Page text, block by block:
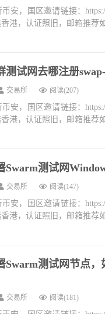
安，国区邀请链接：
港，认证照旧，邮箱推荐
测试网去哪注册
交易所 阅读(207)
安，国区邀请链接：
港，认证照旧，邮箱推荐
Swarm测试网
交易所 阅读(147)
安，国区邀请链接：
港，认证照旧，邮箱推荐
Swarm测试网节点
交易所 阅读(181)